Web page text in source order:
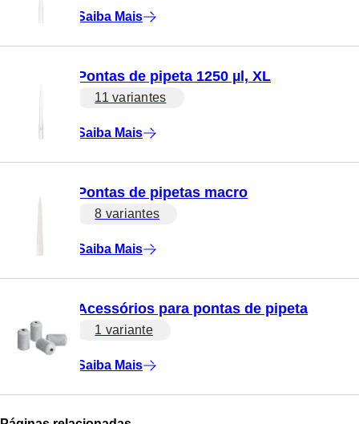
Saiba Mais
Pontas de pipeta 1250 µl, XL
11 variantes
Saiba Mais
Pontas de pipetas macro
8 variantes
Saiba Mais
Acessórios para pontas de pipeta
1 variante
Saiba Mais